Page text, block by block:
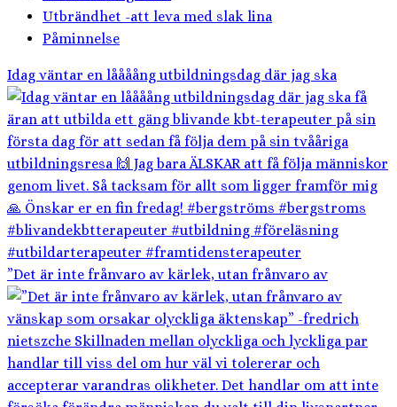
Utbrändhet -att leva med slak lina
Påminnelse
Idag väntar en låååång utbildningsdag där jag ska
”Det är inte frånvaro av kärlek, utan frånvaro av